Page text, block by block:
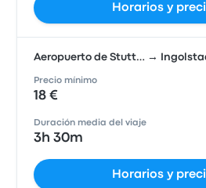
Horarios y
Aeropuerto de Stutt… →
Precio mínimo
18 €
Duración media del viaje
3h 30m
Horarios y